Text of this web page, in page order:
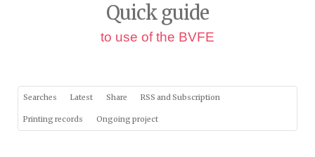
Quick guide
to use of the BVFE
Searches Latest Share RSS and Subscription
Printing records Ongoing project